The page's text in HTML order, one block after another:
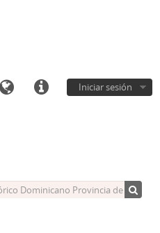
Iniciar sesión